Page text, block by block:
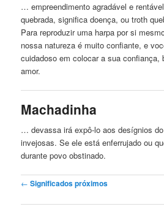
… empreendimento agradável e
quebrada, significa doença, ou troth
Para reproduzir uma harpa por si
nossa natureza é muito confiante, e
cuidadoso em colocar a sua confiança,
amor.
Machadinha
… devassa irá expô-lo aos desígnios
invejosas. Se ele está enferrujado ou
durante povo obstinado.
Post navigation
← Significados próximos